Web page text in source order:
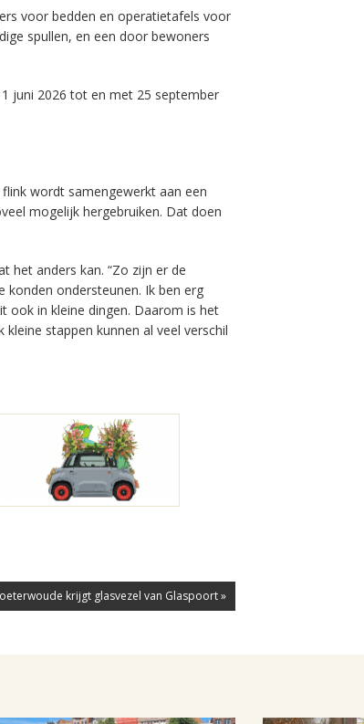
voor bedden en operatietafels voor
spullen, en een door bewoners
juni 2026 tot en met 25 september
wordt samengewerkt aan een
mogelijk hergebruiken. Dat doen
het anders kan. “Zo zijn er de
konden ondersteunen. Ik ben erg
ook in kleine dingen. Daarom is het
stappen kunnen al veel verschil
krijgt glasvezel van Glaspoort »